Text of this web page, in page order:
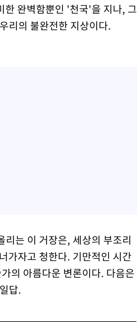
한 완벽함뿐인 '천국'을 지나, 그
리의 불완전한 지상이다.
리는 이 거장은, 세상의 부조리
가자고 청한다. 기만적인 시간
의 아름다운 변론이다. 다음은
답.